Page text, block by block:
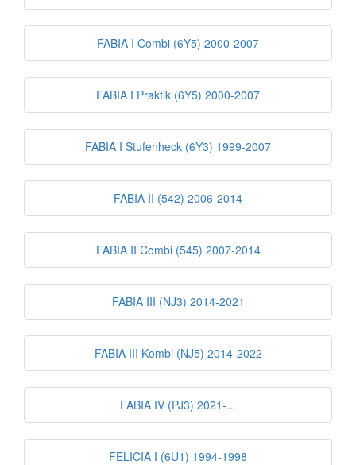
FABIA I Combi (6Y5) 2000-2007
FABIA I Praktik (6Y5) 2000-2007
FABIA I Stufenheck (6Y3) 1999-2007
FABIA II (542) 2006-2014
FABIA II Combi (545) 2007-2014
FABIA III (NJ3) 2014-2021
FABIA III Kombi (NJ5) 2014-2022
FABIA IV (PJ3) 2021-...
FELICIA I (6U1) 1994-1998